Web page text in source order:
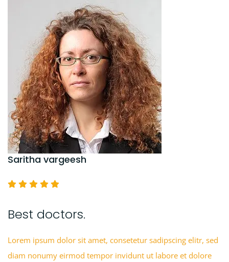
Saritha vargeesh
Best doctors.
Lorem ipsum dolor sit amet, consetetur sadipscing elitr, sed
diam nonumy eirmod tempor invidunt ut labore et dolore